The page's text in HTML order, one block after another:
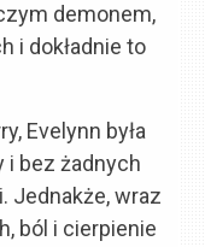
demonem,
i dokładnie to
Evelynn była
i bez żadnych
Jednakże, wraz
ból i cierpienie